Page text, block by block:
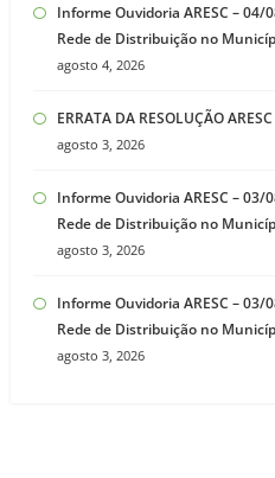
Informe Ouvidoria ARESC –
Rede de Distribuição no
agosto 4, 2026
ERRATA DA RESOLUÇÃO
agosto 3, 2026
Informe Ouvidoria ARESC –
Rede de Distribuição no
agosto 3, 2026
Informe Ouvidoria ARESC –
Rede de Distribuição no
agosto 3, 2026